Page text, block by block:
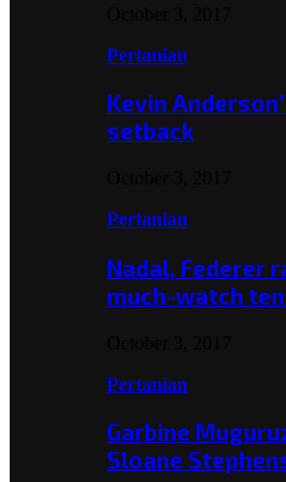
Pertanian
Kevin
setback
Pertanian
Nadal, Federer
much-watch
Pertanian
Garbine
Sloane